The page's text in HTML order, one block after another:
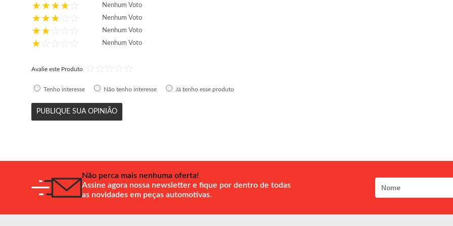
Nenhum Voto
Nenhum Voto
Nenhum Voto
Nenhum Voto
Avalie este Produto
Tenho interesse Não tenho interesse Já tenho esse produto
PUBLIQUE SUA OPINIÃO
Não perca mais nenhuma oferta!
Assine agora nossa newsletter e fique por dentro de todas
as novidades em peças automotivas.